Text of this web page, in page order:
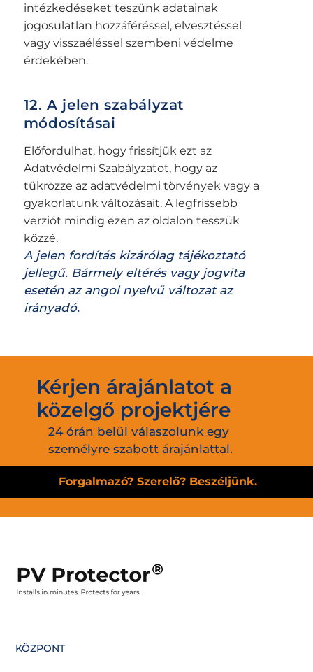
intézkedéseket teszünk adatainak
jogosulatlan hozzáféréssel, elvesztéssel
vagy visszaéléssel szembeni védelme
érdekében.
12. A jelen szabályzat
módosításai
Előfordulhat, hogy frissítjük ezt az
Adatvédelmi Szabályzatot, hogy az
tükrözze az adatvédelmi törvények vagy a
gyakorlatunk változásait. A legfrissebb
verziót mindig ezen az oldalon tesszük
közzé.
A jelen fordítás kizárólag tájékoztató
jellegű. Bármely eltérés vagy jogvita
esetén az angol nyelvű változat az
irányadó.
Kérjen árajánlatot a
közelgő projektjére
24 órán belül válaszolunk egy
személyre szabott árajánlattal.
Forgalmazó? Szerelő? Beszéljünk.
KÖZPONT